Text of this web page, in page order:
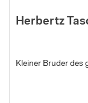
Herbertz
Kleiner Bruder des